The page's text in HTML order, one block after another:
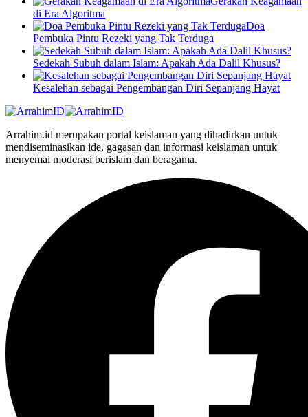
di Era Algoritma
Doa
Pembuka Pintu Rezeki yang Tak Terduga
Sedekah Subuh dalam Islam: Apakah Ada Dalil Khusus?
Kesalehan sebagai Pengembangan Diri Sepanjang Hayat
Arrahim.id merupakan portal keislaman yang dihadirkan untuk
mendiseminasikan ide, gagasan dan informasi keislaman untuk
menyemai moderasi berislam dan beragama.